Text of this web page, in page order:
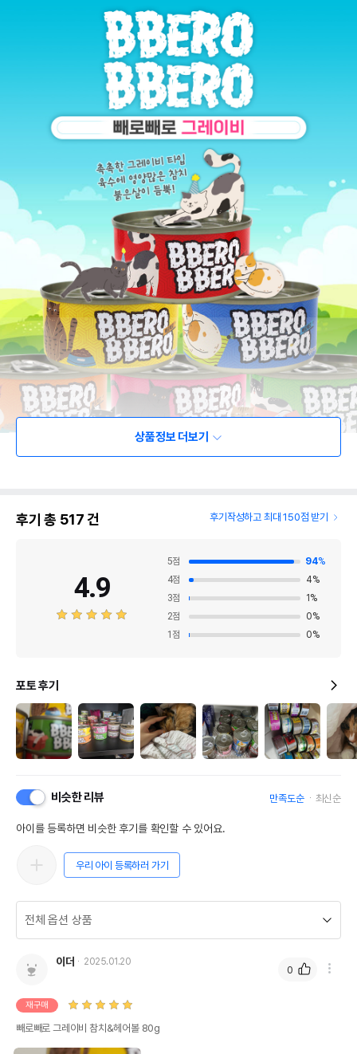
상품정보 더보기
후기 총 517건 후기작성하고 최대 150점 받기
4.9
5점 94%
4점 4%
3점 1 %
2점 0%
1 점 0%
포토 후기
비슷한 리뷰 만족도순 최신순
아이를 등록하면 비슷한 후기를 확인할 수 있어요.
우리 아이 등록하러 가기
이더 2025.01.20
재구매
빼로빼로 그레이비 참치&헤어볼 80g
0